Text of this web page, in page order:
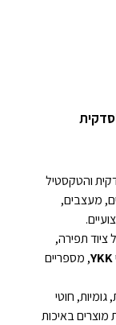
והטקסטיל
מעצבים,
ציוד תפירה,
YKK, מספריים
חוטי
מוצרים באיכות